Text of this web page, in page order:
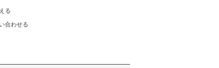
る
合わせる